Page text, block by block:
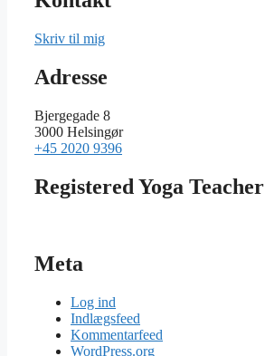
Skriv til mig
Adresse
Bjergegade 8
3000 Helsingør
+45 2020 9396
Registered Yoga Teacher
Meta
Log ind
Indlægsfeed
Kommentarfeed
WordPress.org